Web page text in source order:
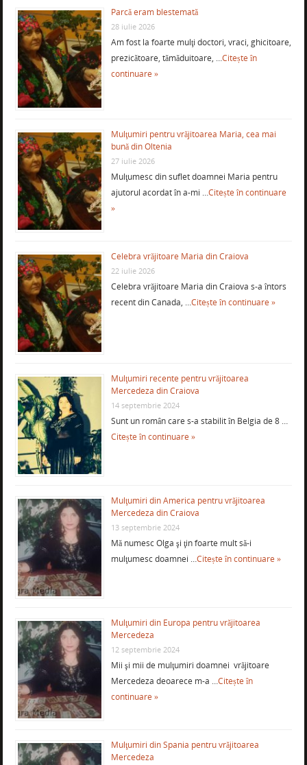
Parcă eram blestemată
28 iulie 2026
Am fost la foarte mulţi doctori, vraci, ghicitoare,
prezicătoare, tămăduitoare, …Citește în
continuare »
Mulţumiri pentru vrăjitoarea Maria, cea mai
bună din Oltenia
27 iulie 2026
Mulţumesc din suflet doamnei Maria pentru
ajutorul acordat în a-mi …Citește în continuare
»
Celebra vrăjitoare Maria din Craiova
22 iulie 2026
Celebra vrăjitoare Maria din Craiova s-a întors
recent din Canada, …Citește în continuare »
Mulţumiri recente pentru vrăjitoarea
Mercedeza din Craiova
14 septembrie 2024
Sunt un român care s-a stabilit în Belgia de 8 …
Citește în continuare »
Mulţumiri din America pentru vrăjitoarea
Mercedeza din Craiova
13 septembrie 2024
Mă numesc Olga şi ţin foarte mult să-i
mulţumesc doamnei …Citește în continuare »
Mulţumiri din Europa pentru vrăjitoarea
Mercedeza
12 septembrie 2024
Mii şi mii de mulţumiri doamnei vrăjitoare
Mercedeza deoarece m-a …Citește în
continuare »
Mulţumiri din Spania pentru vrăjitoarea
Mercedeza